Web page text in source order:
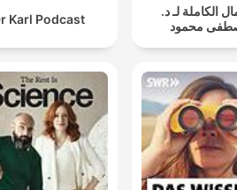
Karl Podcast
الكاملة لـ د.
محمود